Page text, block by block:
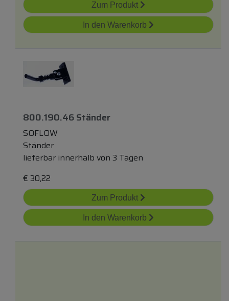
Zum Produkt
In den Warenkorb
800.190.46 Ständer
SOFLOW
Ständer
lieferbar innerhalb von 3 Tagen
€ 30,22
Zum Produkt
In den Warenkorb